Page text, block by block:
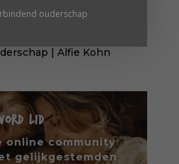
Faber
| Alfie Kohn
LID
online community
gelijkgestemden
ouderschap